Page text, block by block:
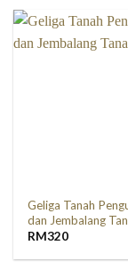
Geliga Tanah
dan Jembalang
RM320